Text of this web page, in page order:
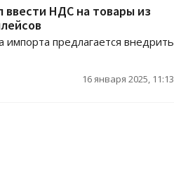
НДС на товары из
предлагается внедрить
16 января 2025, 11:13